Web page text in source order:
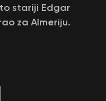
stariji Edgar
za Almeriju.